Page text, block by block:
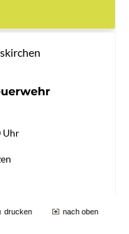
drucken nach oben